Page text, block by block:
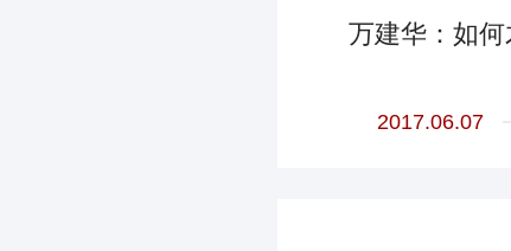
万建华：如
2017.06.07